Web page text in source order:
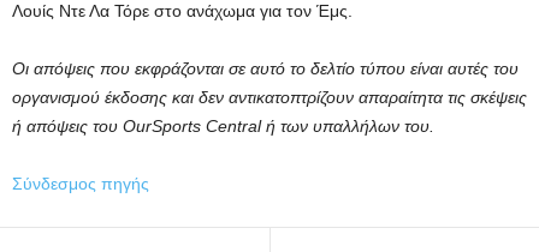
Λουίς Ντε Λα Τόρε στο ανάχωμα για τον Έμς.
Οι απόψεις που εκφράζονται σε αυτό το δελτίο τύπου είναι αυτές του
οργανισμού έκδοσης και δεν αντικατοπτρίζουν απαραίτητα τις σκέψεις
ή απόψεις του OurSports Central ή των υπαλλήλων του.
Σύνδεσμος πηγής